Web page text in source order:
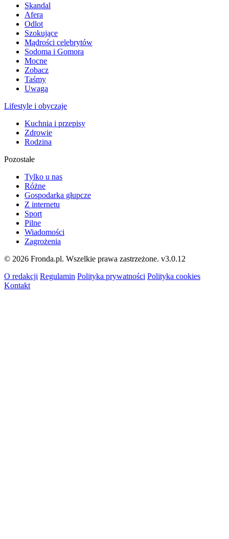
Skandal
Afera
Odlot
Szokujące
Mądrości celebrytów
Sodoma i Gomora
Mocne
Zobacz
Taśmy
Uwaga
Lifestyle i obyczaje
Kuchnia i przepisy
Zdrowie
Rodzina
Pozostałe
Tylko u nas
Różne
Gospodarka głupcze
Z internetu
Sport
Pilne
Wiadomości
Zagrożenia
© 2026 Fronda.pl. Wszelkie prawa zastrzeżone. v3.0.12
O redakcji Regulamin Polityka prywatności Polityka cookies
Kontakt